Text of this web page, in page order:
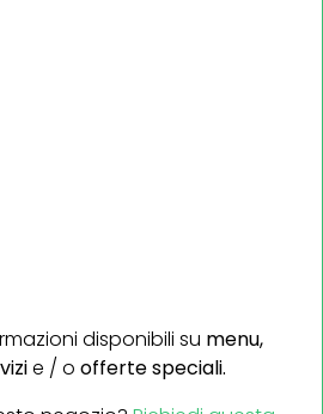
disponibili su menu,
e / o offerte speciali.